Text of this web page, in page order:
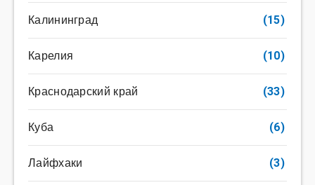
Калининград (15)
Карелия (10)
Краснодарский край (33)
Куба (6)
Лайфхаки (3)